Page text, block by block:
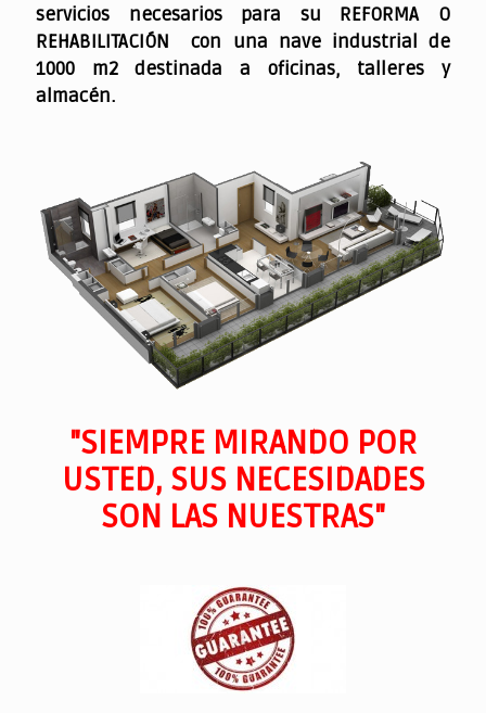
servicios necesarios para su REFORMA O
REHABILITACIÓN con una nave industrial de
1000 m2 destinada a oficinas, talleres y
almacén.
"SIEMPRE MIRANDO POR
USTED, SUS NECESIDADES
SON LAS NUESTRAS"